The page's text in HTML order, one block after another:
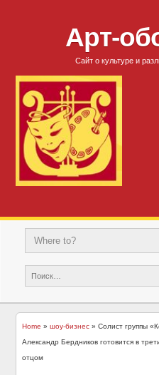
Арт-
Сайт о культуре и
Home »шоу-бизнес » Солист группы
Александр Бердников готовится в
отцом